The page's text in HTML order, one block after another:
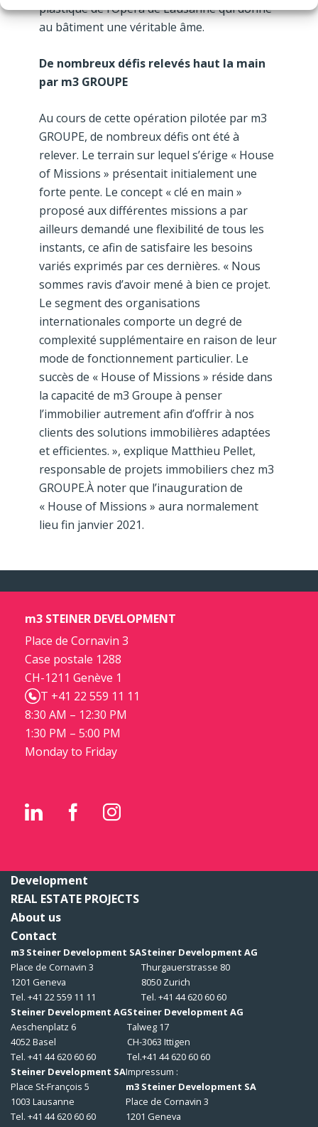
plastique de l’Opéra de Lausanne qui donne
au bâtiment une véritable âme.
De nombreux défis relevés haut la main
par m3 GROUPE
Au cours de cette opération pilotée par m3
GROUPE, de nombreux défis ont été à
relever. Le terrain sur lequel s’érige « House
of Missions » présentait initialement une
forte pente. Le concept « clé en main »
proposé aux différentes missions a par
ailleurs demandé une flexibilité de tous les
instants, ce afin de satisfaire les besoins
variés exprimés par ces dernières. « Nous
sommes ravis d’avoir mené à bien ce projet.
Le segment des organisations
internationales comporte un degré de
complexité supplémentaire en raison de leur
mode de fonctionnement particulier. Le
succès de « House of Missions » réside dans
la capacité de m3 Groupe à penser
l’immobilier autrement afin d’offrir à nos
clients des solutions immobilières adaptées
et efficientes. », explique Matthieu Pellet,
responsable de projets immobiliers chez m3
GROUPE.À noter que l’inauguration de
« House of Missions » aura normalement
lieu fin janvier 2021.
m3 STEINER DEVELOPMENT
Place de Cornavin 3
Case postale 1288
CH-1211 Genève 1
T +41 22 559 11 11
8:30 AM – 12:30 PM
1:30 PM – 5:00 PM
Monday to Friday
Development
REAL ESTATE PROJECTS
About us
Contact
m3 Steiner Development SA
Place de Cornavin 3
1201 Geneva
Tel. +41 22 559 11 11
Steiner Development AG
Thurgauerstrasse 80
8050 Zurich
Tel. +41 44 620 60 60
Steiner Development AG
Aeschenplatz 6
4052 Basel
Tel. +41 44 620 60 60
Steiner Development AG
Talweg 17
CH-3063 Ittigen
Tel.+41 44 620 60 60
Steiner Development SA
Place St-François 5
1003 Lausanne
Tel. +41 44 620 60 60
Impressum :
m3 Steiner Development SA
Place de Cornavin 3
1201 Geneva